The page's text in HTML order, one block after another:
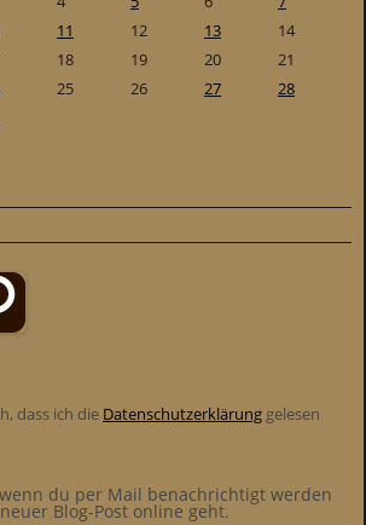
11 12 13
14
18 19 20
21
25 26 27
28
dass ich die Datenschutzerklärung gelesen
du per Mail benachrichtigt werden
Blog-Post online geht.